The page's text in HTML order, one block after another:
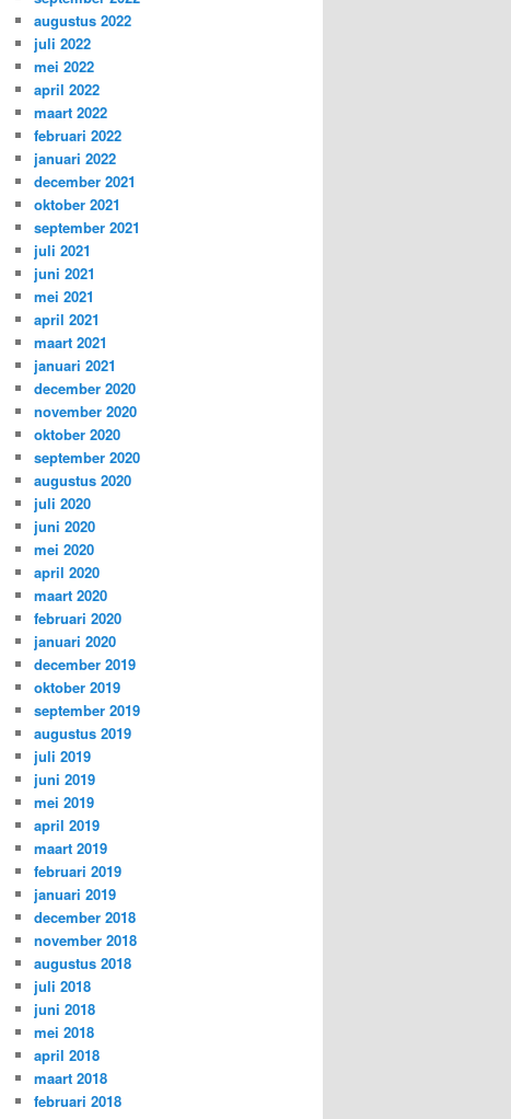
augustus 2022
juli 2022
mei 2022
april 2022
maart 2022
februari 2022
januari 2022
december 2021
oktober 2021
september 2021
juli 2021
juni 2021
mei 2021
april 2021
maart 2021
januari 2021
december 2020
november 2020
oktober 2020
september 2020
augustus 2020
juli 2020
juni 2020
mei 2020
april 2020
maart 2020
februari 2020
januari 2020
december 2019
oktober 2019
september 2019
augustus 2019
juli 2019
juni 2019
mei 2019
april 2019
maart 2019
februari 2019
januari 2019
december 2018
november 2018
augustus 2018
juli 2018
juni 2018
mei 2018
april 2018
maart 2018
februari 2018